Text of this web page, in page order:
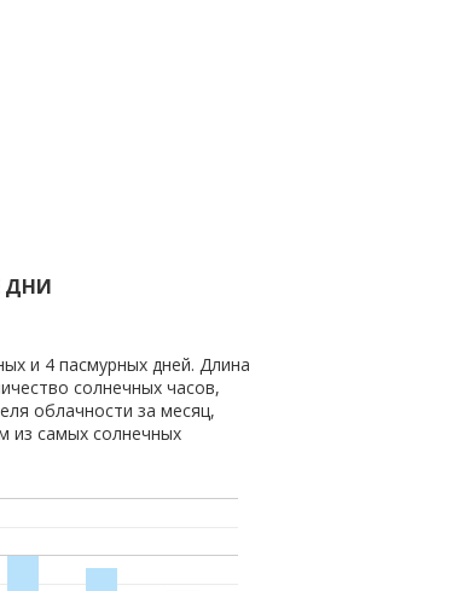
ДНИ
и 4 пасмурных дней. Длина
солнечных часов,
облачности за месяц,
из самых солнечных